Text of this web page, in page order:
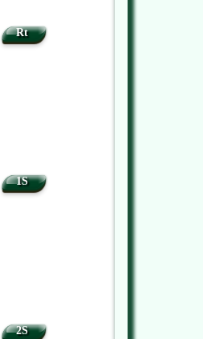
Rt
1S
2S